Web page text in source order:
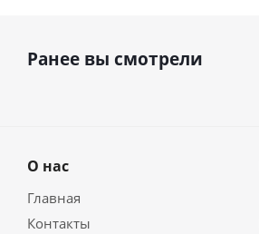
Ранее вы смотрели
О нас
Главная
Контакты